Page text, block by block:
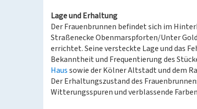
Lage und Erhaltung
Der Frauenbrunnen befindet sich im
Straßenecke Obenmarspforten/Unter
errichtet. Seine versteckte Lage und das
Bekanntheit und Frequentierung des
Haussowie der Kölner Altstadt und dem
Der Erhaltungszustand des
Witterungsspuren und verblassende